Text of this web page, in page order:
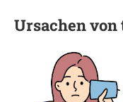
Ursachen von